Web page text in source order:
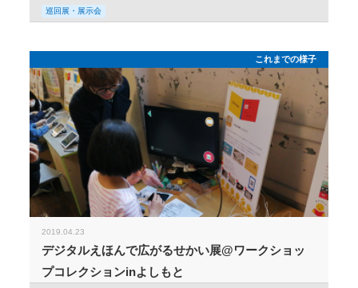
巡回展・展示会
これまでの様子
2019.04.23
デジタルえほんで広がるせかい展@ワークショッ
プコレクションinよしもと